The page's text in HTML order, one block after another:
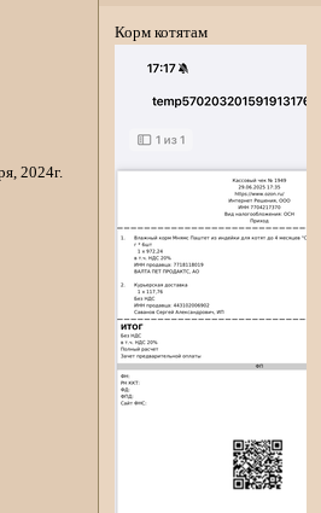
2024г.
Корм котятам